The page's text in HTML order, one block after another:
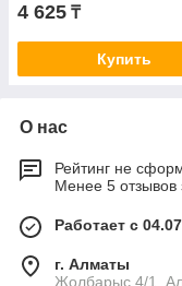
4 625 ₸
Купить
О нас
Рейтинг не
Менее 5 отзывов
Работает с
г. Алматы
Жолбарыс 4/1,